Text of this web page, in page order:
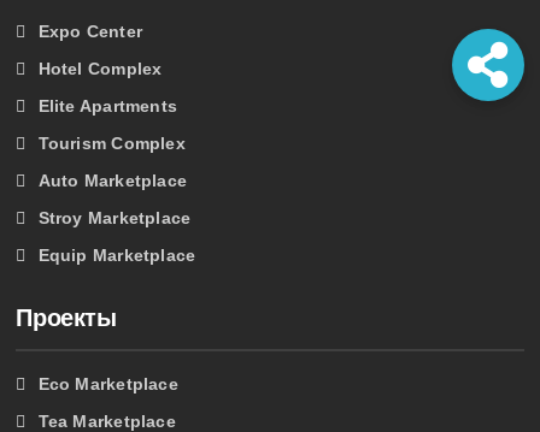
Expo Center
Hotel Complex
Elite Apartments
Tourism Complex
Auto Marketplace
Stroy Marketplace
Equip Marketplace
Проекты
Eco Marketplace
Tea Marketplace